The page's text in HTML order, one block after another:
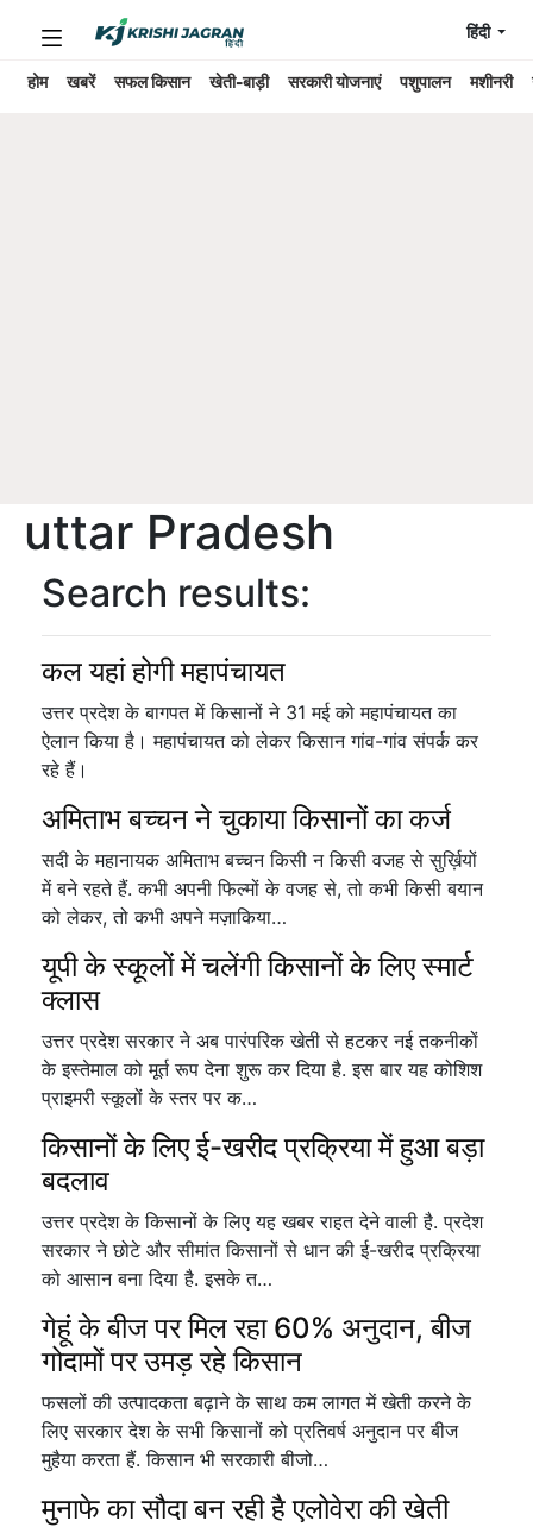
होम खबरें सफल किसान खेती-बाड़ी सरकारी योजनाएं पशुपालन मशीनरी
हिंदी
uttar Pradesh
Search results:
कल यहां होगी महापंचायत
उत्तर प्रदेश के बागपत में किसानों ने 31 मई को महापंचायत का
ऐलान किया है। महापंचायत को लेकर किसान गांव-गांव संपर्क कर
रहे हैं।
अमिताभ बच्चन ने चुकाया किसानों का कर्ज
सदी के महानायक अमिताभ बच्चन किसी न किसी वजह से सुर्ख़ियों
में बने रहते हैं. कभी अपनी फिल्मों के वजह से, तो कभी किसी बयान
को लेकर, तो कभी अपने मज़ाकिया…
यूपी के स्कूलों में चलेंगी किसानों के लिए स्मार्ट
क्लास
उत्तर प्रदेश सरकार ने अब पारंपरिक खेती से हटकर नई तकनीकों
के इस्तेमाल को मूर्त रूप देना शुरू कर दिया है. इस बार यह कोशिश
प्राइमरी स्कूलों के स्तर पर क…
किसानों के लिए ई-खरीद प्रक्रिया में हुआ बड़ा
बदलाव
उत्तर प्रदेश के किसानों के लिए यह खबर राहत देने वाली है. प्रदेश
सरकार ने छोटे और सीमांत किसानों से धान की ई-खरीद प्रक्रिया
को आसान बना दिया है. इसके त…
गेहूं के बीज पर मिल रहा 60% अनुदान, बीज
गोदामों पर उमड़ रहे किसान
फसलों की उत्पादकता बढ़ाने के साथ कम लागत में खेती करने के
लिए सरकार देश के सभी किसानों को प्रतिवर्ष अनुदान पर बीज
मुहैया करता हैं. किसान भी सरकारी बीजो…
मुनाफे का सौदा बन रही है एलोवेरा की खेती